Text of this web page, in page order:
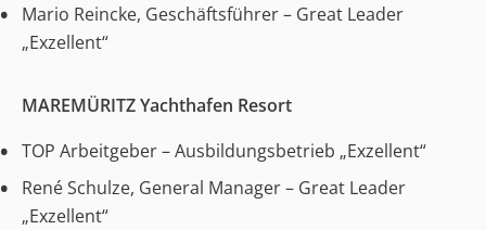
Mario Reincke, Geschäftsführer – Great Leader
„Exzellent“
MAREMÜRITZ Yachthafen Resort
TOP Arbeitgeber – Ausbildungsbetrieb „Exzellent“
René Schulze, General Manager – Great Leader
„Exzellent“